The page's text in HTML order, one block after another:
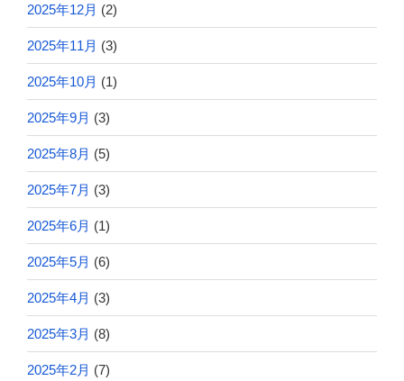
2025年12月 (2)
2025年11月 (3)
2025年10月 (1)
2025年9月 (3)
2025年8月 (5)
2025年7月 (3)
2025年6月 (1)
2025年5月 (6)
2025年4月 (3)
2025年3月 (8)
2025年2月 (7)